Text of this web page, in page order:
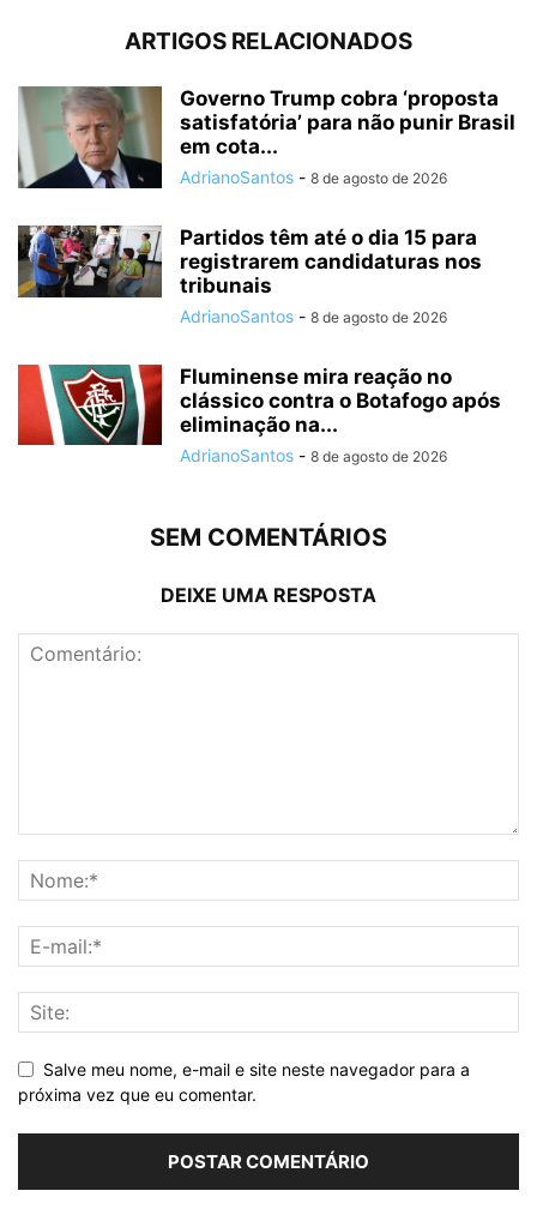
ARTIGOS RELACIONADOS
Governo Trump cobra ‘proposta
satisfatória’ para não punir Brasil
em cota...
AdrianoSantos - 8 de agosto de 2026
Partidos têm até o dia 15 para
registrarem candidaturas nos
tribunais
AdrianoSantos - 8 de agosto de 2026
Fluminense mira reação no
clássico contra o Botafogo após
eliminação na...
AdrianoSantos - 8 de agosto de 2026
SEM COMENTÁRIOS
DEIXE UMA RESPOSTA
Salve meu nome, e-mail e site neste navegador para a
próxima vez que eu comentar.